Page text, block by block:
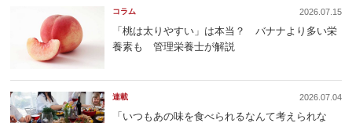
コラム 2026.07.15
「桃は太りやすい」は本当？ バナナより多い栄
養素も 管理栄養士が解説
連載 2026.07.04
「いつもあの味を食べられるなんて考えられな